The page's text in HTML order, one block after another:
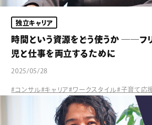
独立キャリア
時間という資源をどう使うか ──フ
児と仕事を両立するために
2025/05/28
#コンサル#キャリア#ワークスタイル#子育て応